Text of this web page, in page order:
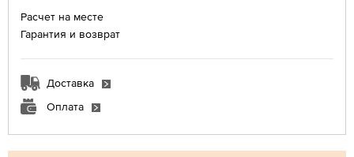
Расчет на месте
Гарантия и возврат
Доставка
Оплата